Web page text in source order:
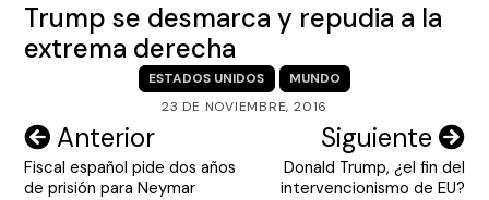
Trump se desmarca y repudia a la
extrema derecha
ESTADOS UNIDOS
MUNDO
23 DE NOVIEMBRE, 2016
Navegación
de
Anterior
Fiscal español pide dos años
de prisión para Neymar
Siguiente
Donald Trump, ¿el fin del
intervencionismo de EU?